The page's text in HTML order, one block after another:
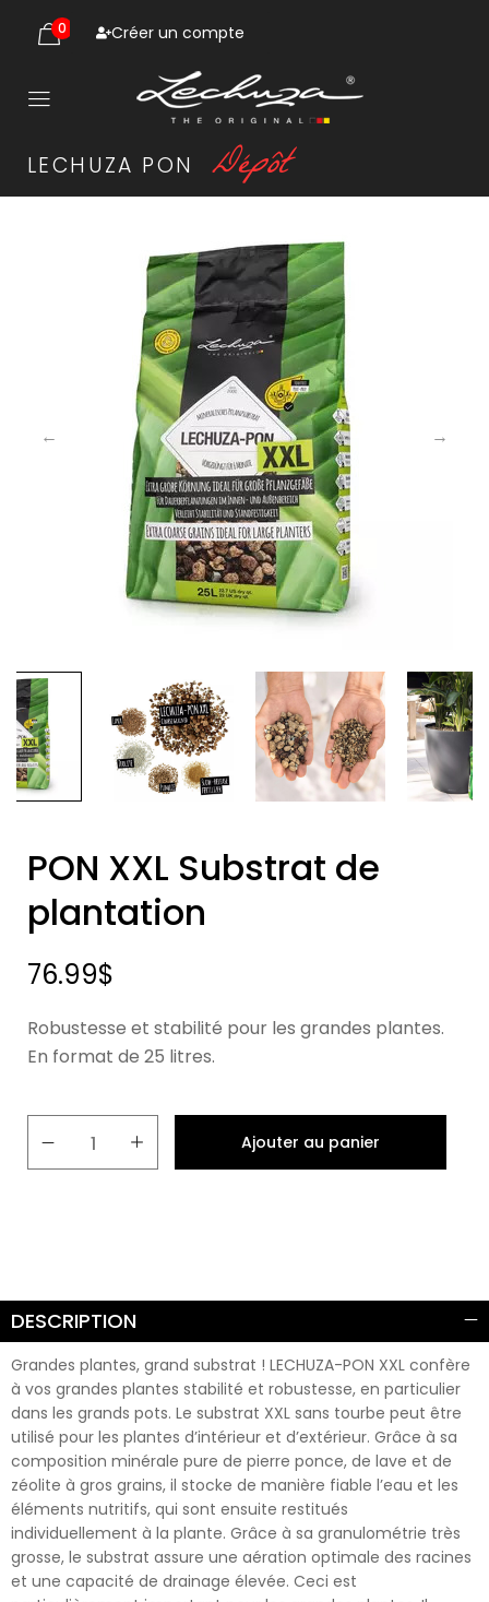
0 Créer un compte
LECHUZA PON Dépôt
PON XXL Substrat de
plantation
76.99$
Robustesse et stabilité pour les grandes plantes.
En format de 25 litres.
Ajouter au panier
DESCRIPTION
Grandes plantes, grand substrat ! LECHUZA-PON XXL confère
à vos grandes plantes stabilité et robustesse, en particulier
dans les grands pots. Le substrat XXL sans tourbe peut être
utilisé pour les plantes d’intérieur et d’extérieur. Grâce à sa
composition minérale pure de pierre ponce, de lave et de
zéolite à gros grains, il stocke de manière fiable l’eau et les
éléments nutritifs, qui sont ensuite restitués
individuellement à la plante. Grâce à sa granulométrie très
grosse, le substrat assure une aération optimale des racines
et une capacité de drainage élevée. Ceci est